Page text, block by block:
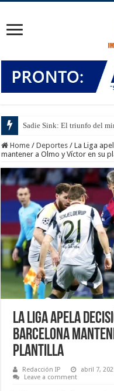
Sadie Sink: El triunfo del
Home / Deportes / La Liga
mantener a Olmo y Víctor en su
La Liga apela
Barcelona
plantilla
Redacción IP abril 7,
Leave a comment